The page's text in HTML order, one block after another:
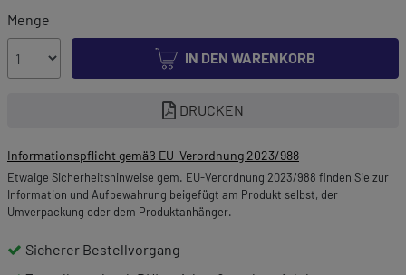
Menge
IN DEN WARENKORB
DRUCKEN
Informationspflicht gemäß EU-Verordnung 2023/988
Etwaige Sicherheitshinweise gem. EU-Verordnung 2023/988 finden Sie zur
Information und Aufbewahrung beigefügt am Produkt selbst, der
Umverpackung oder dem Produktanhänger.
Sicherer Bestellvorgang